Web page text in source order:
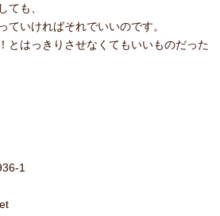
ても、
ていければそれでいいのです。
とはっきりさせなくてもいいものだった
1